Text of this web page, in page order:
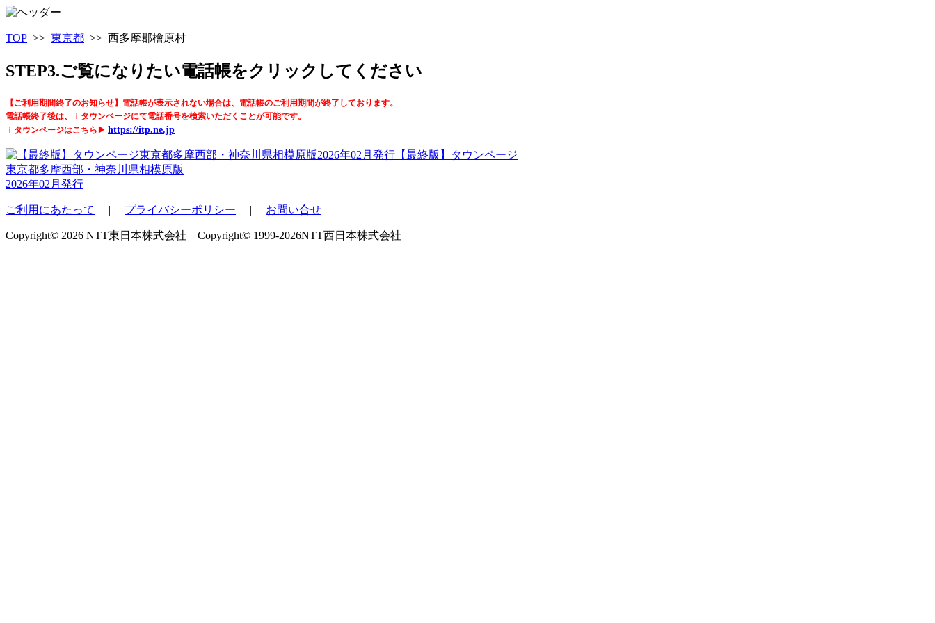
TOP >> 東京都 >> 西多摩郡檜原村
STEP3.ご覧になりたい電話帳をクリックしてください
【ご利用期間終了のお知らせ】電話帳が表示されない場合は、電話帳のご利用期間が終了しております。
電話帳終了後は、ｉタウンページにて電話番号を検索いただくことが可能です。
ｉタウンページはこちら▶ https://itp.ne.jp
【最終版】タウンページ
東京都多摩西部・神奈川県相模原版
2026年02月発行
ご利用にあたって | プライバシーポリシー | お問い合せ
Copyright© 2026 NTT東日本株式会社 Copyright© 1999-2026NTT西日本株式会社